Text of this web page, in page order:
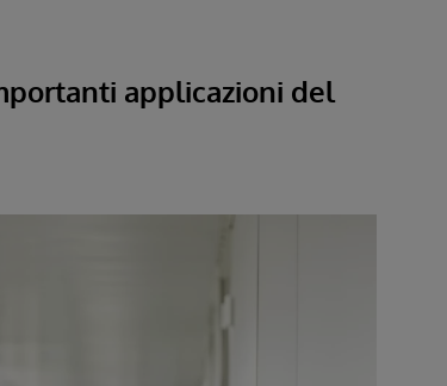
applicazioni del